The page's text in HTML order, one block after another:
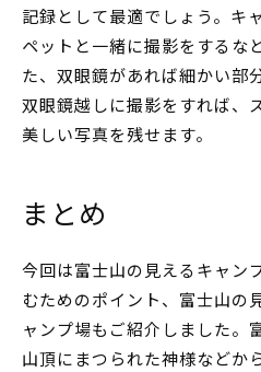
記録として最適でしょう。キ
ペットと一緒に撮影をするな
た、双眼鏡があれば細かい部
双眼鏡越しに撮影をすれば、
美しい写真を残せます。
まとめ
今回は富士山の見えるキャン
むためのポイント、富士山の
ャンプ場もご紹介しました。
山頂にまつられた神様などか